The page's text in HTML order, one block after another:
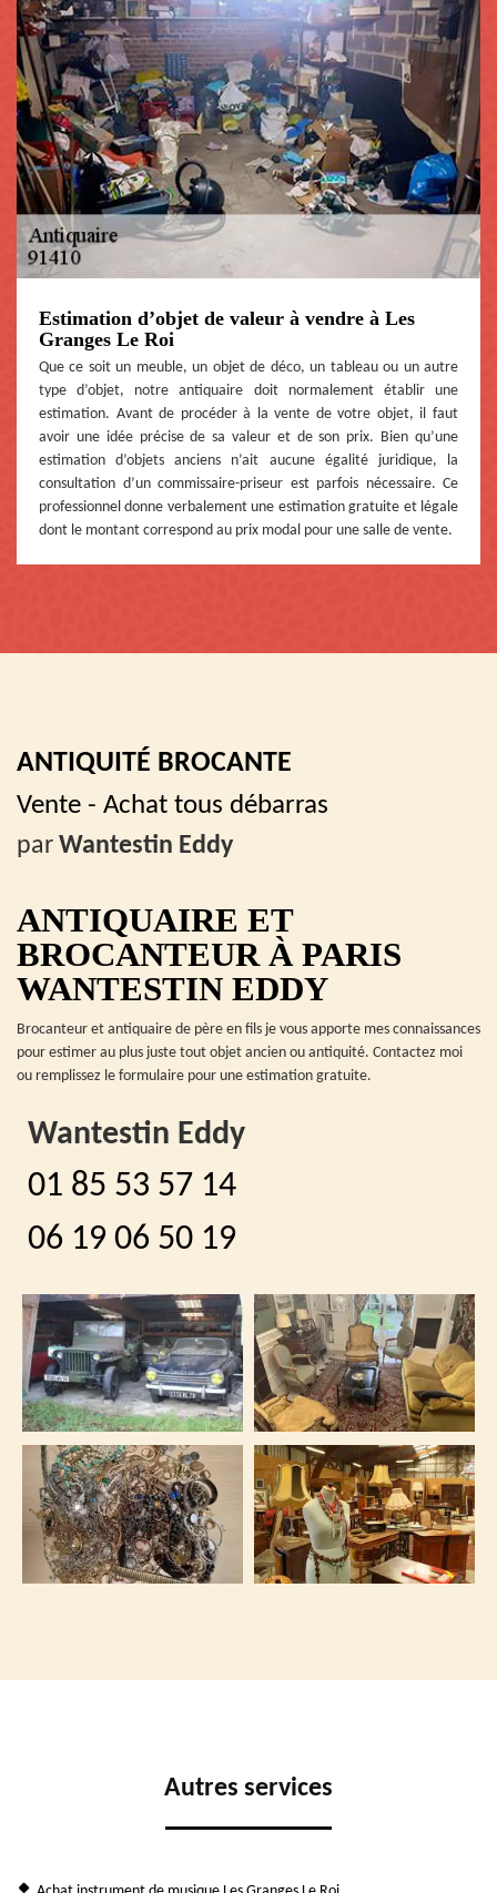
Estimation d’objet de valeur à vendre à Les
Granges Le Roi
Que ce soit un meuble, un objet de déco, un tableau ou un autre
type d’objet, notre antiquaire doit normalement établir une
estimation. Avant de procéder à la vente de votre objet, il faut
avoir une idée précise de sa valeur et de son prix. Bien qu’une
estimation d’objets anciens n’ait aucune égalité juridique, la
consultation d’un commissaire-priseur est parfois nécessaire. Ce
professionnel donne verbalement une estimation gratuite et légale
dont le montant correspond au prix modal pour une salle de vente.
ANTIQUITÉ BROCANTE
Vente - Achat tous débarras
par Wantestin Eddy
ANTIQUAIRE ET
BROCANTEUR À PARIS
WANTESTIN EDDY
Brocanteur et antiquaire de père en fils je vous apporte mes connaissances
pour estimer au plus juste tout objet ancien ou antiquité. Contactez moi
ou remplissez le formulaire pour une estimation gratuite.
Wantestin Eddy
01 85 53 57 14
06 19 06 50 19
Autres services